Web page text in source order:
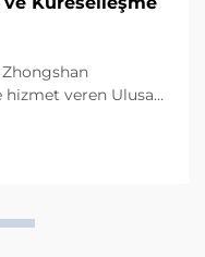
hizmet veren Ulusal
OEM/ODM